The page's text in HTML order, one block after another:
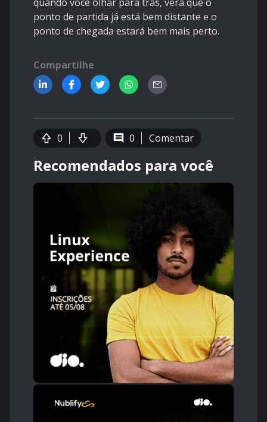
ponto de partida já está bem distante e o
ponto de chegada estará bem mais perto.
Compartilhe
0 0 Comentar
Recomendados para você